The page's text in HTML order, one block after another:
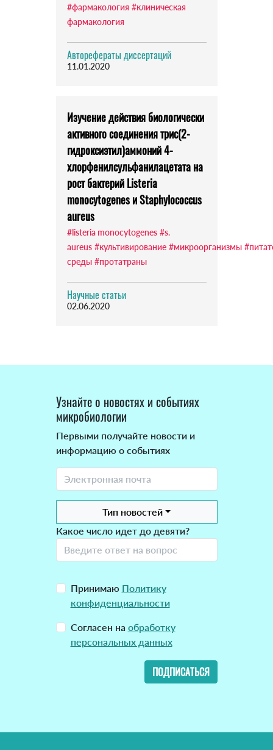
#фармакология #клиническая
фармакология
Авторефераты диссертаций
11.01.2020
Изучение действия биологически
активного соединения трис(2-
гидроксиэтил)аммоний 4-
хлорфенилсульфанилацетата на
рост бактерий Listeria
monocytogenes и Staphylococcus
aureus
#listeria monocytogenes #s.
aureus #культивирование #микроорганизмы
среды #протатраны
Научные статьи
02.06.2020
Узнайте о новостях и событиях
микробиологии
Первыми получайте новости и
информацию о событиях
Тип новостей
Какое число идет до девяти?
Принимаю Политику
конфиденциальности
Согласен на обработку
персональных данных
ПОДПИСАТЬСЯ